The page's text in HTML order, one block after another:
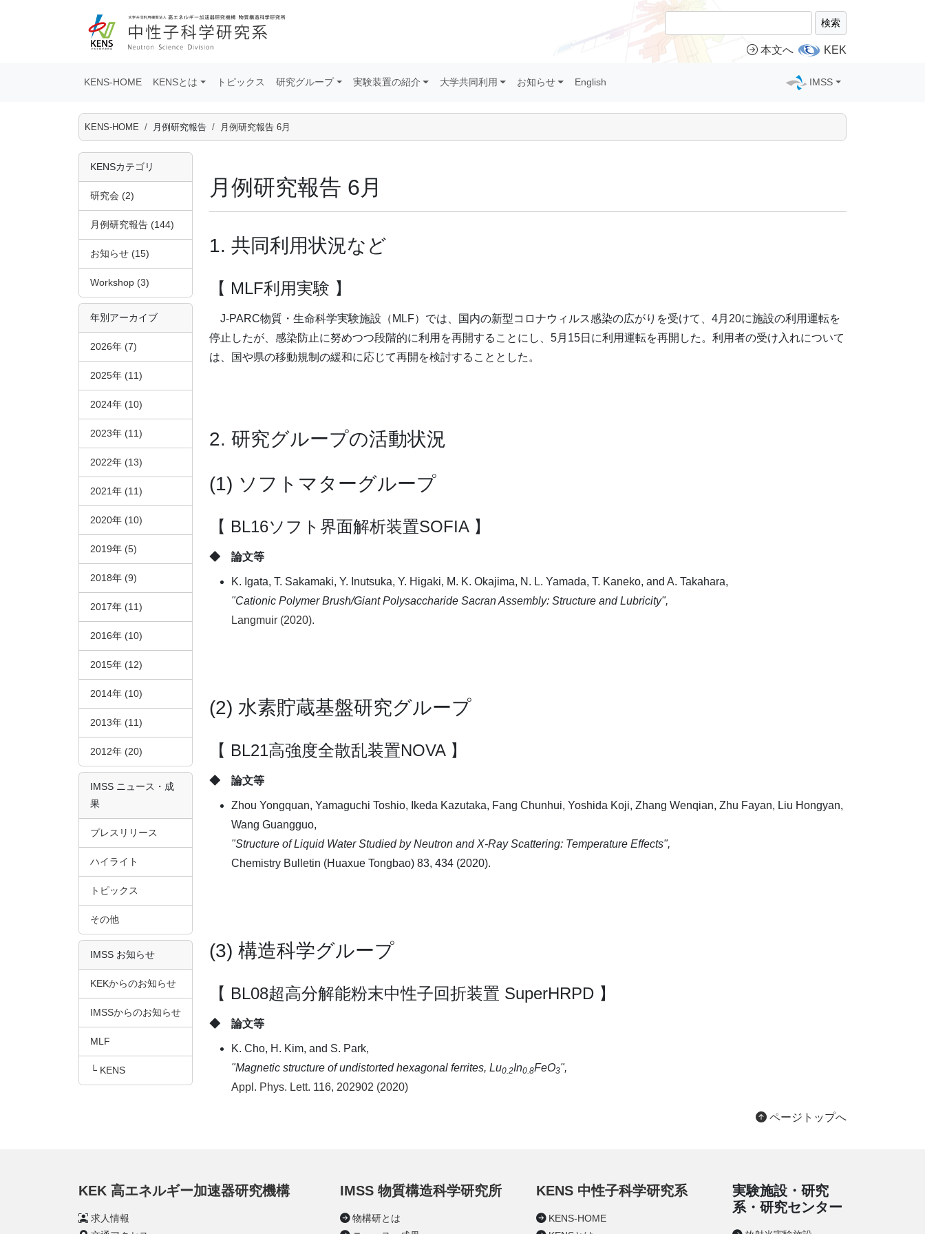
検索
本文へ KEK
KENS-HOME KENSとは トピックス 研究グループ 実験装置の紹介 大学共同利用 お知らせ English IMSS
KENS-HOME 月例研究報告 月例研究報告 6月
KENSカテゴリ
研究会 (2)
月例研究報告 (144)
お知らせ (15)
Workshop (3)
年別アーカイブ
2026年 (7)
2025年 (11)
2024年 (10)
2023年 (11)
2022年 (13)
2021年 (11)
2020年 (10)
2019年 (5)
2018年 (9)
2017年 (11)
2016年 (10)
2015年 (12)
2014年 (10)
2013年 (11)
2012年 (20)
IMSS ニュース・成
果
プレスリリース
ハイライト
トピックス
その他
IMSS お知らせ
KEKからのお知らせ
IMSSからのお知らせ
MLF
└ KENS
月例研究報告 6月
1. 共同利用状況など
【 MLF利用実験 】
J-PARC物質・生命科学実験施設（MLF）では、国内の新型コロナウィルス感染の広がりを受けて、4月20に施設の利用運転を
停止したが、感染防止に努めつつ段階的に利用を再開することにし、5月15日に利用運転を再開した。利用者の受け入れについて
は、国や県の移動規制の緩和に応じて再開を検討することとした。
2. 研究グループの活動状況
(1) ソフトマターグループ
【 BL16ソフト界面解析装置SOFIA 】
◆ 論文等
K. Igata, T. Sakamaki, Y. Inutsuka, Y. Higaki, M. K. Okajima, N. L. Yamada, T. Kaneko, and A. Takahara,
"Cationic Polymer Brush/Giant Polysaccharide Sacran Assembly: Structure and Lubricity",
Langmuir (2020).
(2) 水素貯蔵基盤研究グループ
【 BL21高強度全散乱装置NOVA 】
◆ 論文等
Zhou Yongquan, Yamaguchi Toshio, Ikeda Kazutaka, Fang Chunhui, Yoshida Koji, Zhang Wenqian, Zhu Fayan, Liu Hongyan,
Wang Guangguo,
"Structure of Liquid Water Studied by Neutron and X-Ray Scattering: Temperature Effects",
Chemistry Bulletin (Huaxue Tongbao) 83, 434 (2020).
(3) 構造科学グループ
【 BL08超高分解能粉末中性子回折装置 SuperHRPD 】
◆ 論文等
K. Cho, H. Kim, and S. Park,
"Magnetic structure of undistorted hexagonal ferrites, Lu0.2In0.8FeO3",
Appl. Phys. Lett. 116, 202902 (2020)
ページトップへ
KEK 高エネルギー加速器研究機構
求人情報
IMSS 物質構造科学研究所
物構研とは
KENS 中性子科学研究系
KENS-HOME
実験施設・研究
系・研究センター